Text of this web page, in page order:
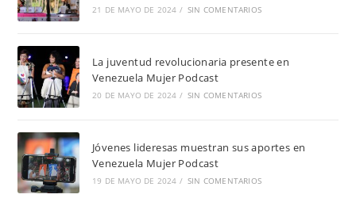
21 DE MAYO DE 2024 / SIN COMENTARIOS
La juventud revolucionaria presente en
Venezuela Mujer Podcast
20 DE MAYO DE 2024 / SIN COMENTARIOS
Jóvenes lideresas muestran sus aportes en
Venezuela Mujer Podcast
19 DE MAYO DE 2024 / SIN COMENTARIOS